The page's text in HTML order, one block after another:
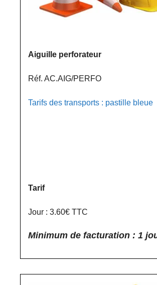
Aiguille perforateur
Réf. AC.AIG/PERFO
Tarifs des transports : pastille bleue
Tarif
Jour : 3.60€ TTC
Minimum de facturation : 1